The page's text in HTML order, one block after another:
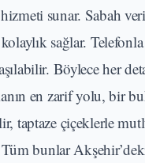
sunar. Sabah
sağlar.
Böylece her
en zarif yolu, bir
taptaze çiçeklerle
bunlar